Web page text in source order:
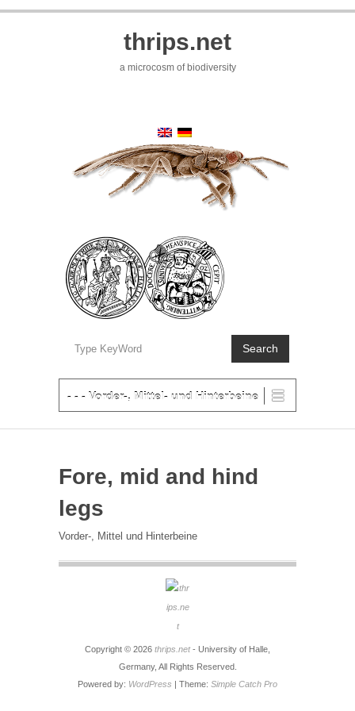
thrips.net
a microcosm of biodiversity
Search
- - - Vorder-, Mittel- und Hinterbeine
Fore, mid and hind
legs
Vorder-, Mittel und Hinterbeine
Copyright © 2026 thrips.net- University of Halle,
Germany, All Rights Reserved.
Powered by: WordPress | Theme: Simple Catch Pro